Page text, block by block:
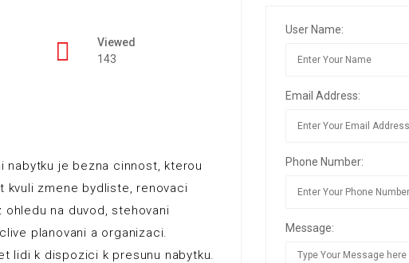
Viewed
143
nabytku je bezna cinnost, kterou
kvuli zmene bydliste, renovaci
na duvod, stehovani
planovani a organizaci.
lidi k dispozici k presunu nabytku.
User Name:
Email Address:
Phone Number:
Message: